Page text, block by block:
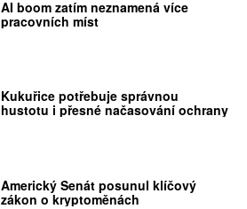
AI boom zatím neznamená více
pracovních míst
Kukuřice potřebuje správnou
hustotu i přesné načasování ochrany
Americký Senát posunul klíčový
zákon o kryptoměnách